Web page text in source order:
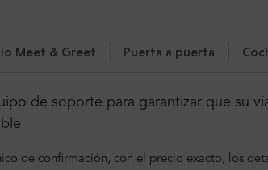
Meet & Greet Puerta a puerta
de soporte para garantizar que su
de confirmación, con el precio exacto, los